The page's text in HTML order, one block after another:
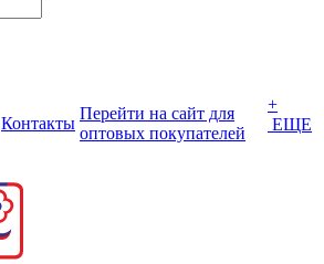
Контакты
Перейти на сайт для
оптовых покупателей
+
ЕЩЕ